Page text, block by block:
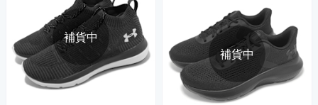
補貨中
補貨中